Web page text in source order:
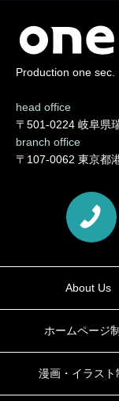
Production one sec.
head office
〒501-0224 岐阜県
branch office
〒107-0062 東京都
About Us
ホームページ
漫画・イラスト